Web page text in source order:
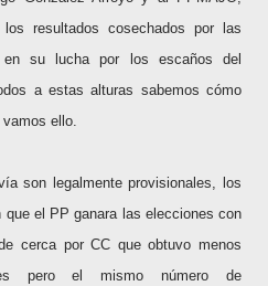
resultados cosechados por las
su lucha por los escaños del
a estas alturas sabemos cómo
ello.
son legalmente provisionales, los
el PP ganara las elecciones con
cerca por CC que obtuvo menos
pero el mismo número de